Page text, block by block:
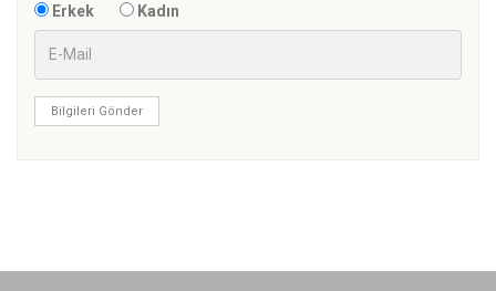
Erkek Kadın
Bilgileri Gönder